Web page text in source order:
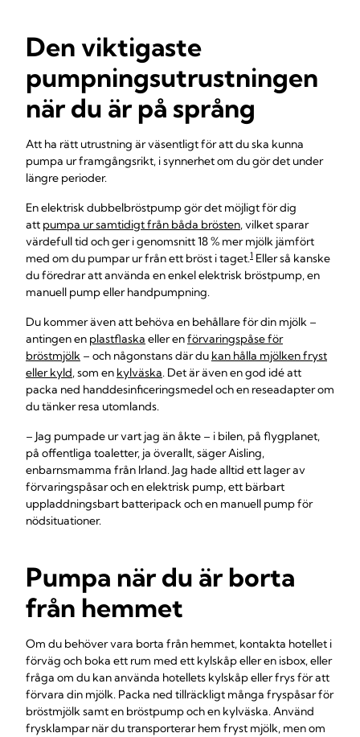
Den viktigaste
pumpningsutrustningen
när du är på språng
Att ha rätt utrustning är väsentligt för att du ska kunna
pumpa ur framgångsrikt, i synnerhet om du gör det under
längre perioder.
En elektrisk dubbelbröstpump gör det möjligt för dig
att pumpa ur samtidigt från båda brösten, vilket sparar
värdefull tid och ger i genomsnitt 18 % mer mjölk jämfört
med om du pumpar ur från ett bröst i taget.1 Eller så kanske
du föredrar att använda en enkel elektrisk bröstpump, en
manuell pump eller handpumpning.
Du kommer även att behöva en behållare för din mjölk –
antingen en plastflaska eller enförvaringspåse för
bröstmjölk – och någonstans där du kan hålla mjölken fryst
eller kyld, som en kylväska. Det är även en god idé att
packa ned handdesinficeringsmedel och en reseadapter om
du tänker resa utomlands.
– Jag pumpade ur vart jag än åkte – i bilen, på flygplanet,
på offentliga toaletter, ja överallt, säger Aisling,
enbarnsmamma från Irland. Jag hade alltid ett lager av
förvaringspåsar och en elektrisk pump, ett bärbart
uppladdningsbart batteripack och en manuell pump för
nödsituationer.
Pumpa när du är borta
från hemmet
Om du behöver vara borta från hemmet, kontakta hotellet i
förväg och boka ett rum med ett kylskåp eller en isbox, eller
fråga om du kan använda hotellets kylskåp eller frys för att
förvara din mjölk. Packa ned tillräckligt många fryspåsar för
bröstmjölk samt en bröstpump och en kylväska. Använd
frysklampar när du transporterar hem fryst mjölk, men om